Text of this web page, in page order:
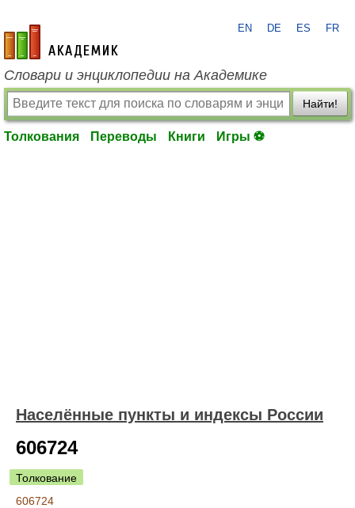
academic.ru
EN DE ES FR
Словари и энциклопедии на Академике
Найти!
Толкования Переводы Книги Игры ⚽
Населённые пункты и индексы России
606724
Толкование
606724